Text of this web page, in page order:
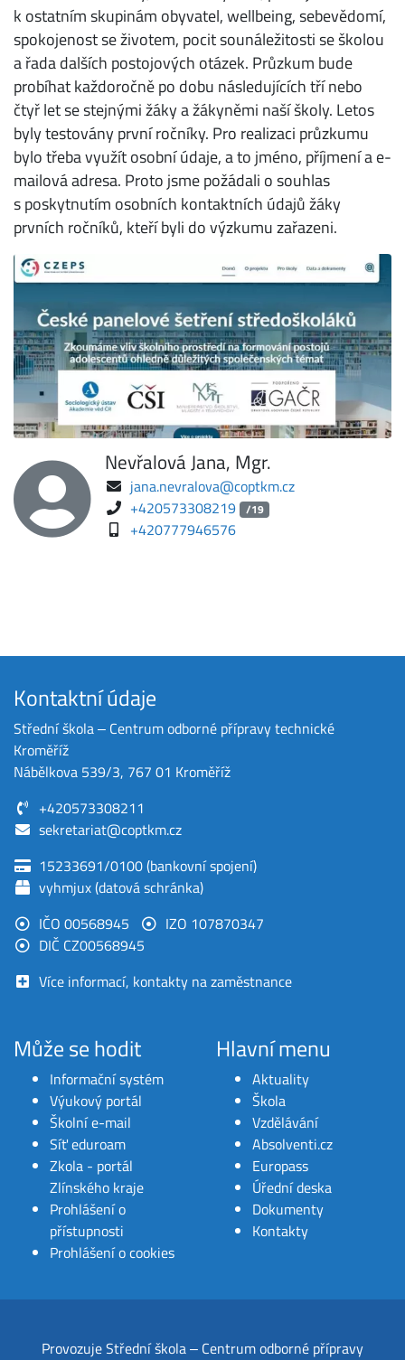
k ostatním skupinám obyvatel, wellbeing, sebevědomí,
spokojenost se životem, pocit sounáležitosti se školou
a řada dalších postojových otázek. Průzkum bude
probíhat každoročně po dobu následujících tří nebo
čtyř let se stejnými žáky a žákyněmi naší školy. Letos
byly testovány první ročníky. Pro realizaci průzkumu
bylo třeba využít osobní údaje, a to jméno, příjmení a e-
mailová adresa. Proto jsme požádali o souhlas
s poskytnutím osobních kontaktních údajů žáky
prvních ročníků, kteří byli do výzkumu zařazeni.
Nevřalová Jana, Mgr.
jana.nevralova@coptkm.cz
+420573308219 /19
+420777946576
Kontaktní údaje
Střední škola ‒ Centrum odborné přípravy technické
Kroměříž
Nábělkova 539/3, 767 01 Kroměříž
+420573308211
sekretariat@coptkm.cz
15233691/0100 (bankovní spojení)
vyhmjux (datová schránka)
IČO 00568945
IZO 107870347
DIČ CZ00568945
Více informací, kontakty na zaměstnance
Může se hodit
Informační systém
Výukový portál
Školní e-mail
Síť eduroam
Zkola - portál
Zlínského kraje
Prohlášení o
přístupnosti
Prohlášení o cookies
Hlavní menu
Aktuality
Škola
Vzdělávání
Absolventi.cz
Europass
Úřední deska
Dokumenty
Kontakty
ProvozujeStřední škola ‒ Centrum odborné přípravy